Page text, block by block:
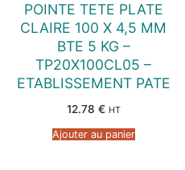
POINTE TETE PLATE
CLAIRE 100 X 4,5 MM
BTE 5 KG –
TP20X100CL05 –
ETABLISSEMENT PATE
12.78 € HT
Ajouter au panier